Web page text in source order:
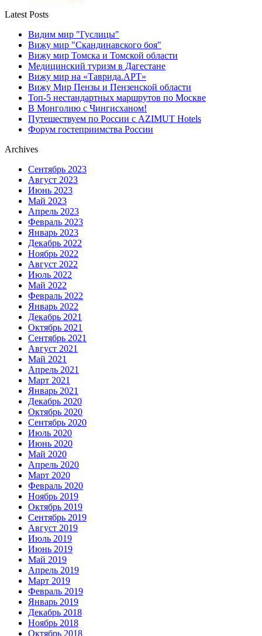
Latest Posts
Видим мир "Гуслицы"
Вижу мир "Скандинавского боя"
Вижу мир Томска и Томской области
Медицинский туризм в Дагестане
Вижу мир на «Таврида.АРТ»
Вижу Мир Пензы и Пензенской области
Топ-5 нестандартных маршрутов по Москве
В Монголию с Чингисханом!
Путешествуем по России с AZIMUT Hotels
Форум гостеприимства России
Archives
Сентябрь 2023
Август 2023
Июнь 2023
Май 2023
Апрель 2023
Февраль 2023
Январь 2023
Декабрь 2022
Ноябрь 2022
Август 2022
Июль 2022
Май 2022
Февраль 2022
Январь 2022
Декабрь 2021
Октябрь 2021
Сентябрь 2021
Август 2021
Май 2021
Апрель 2021
Март 2021
Январь 2021
Декабрь 2020
Октябрь 2020
Сентябрь 2020
Июль 2020
Июнь 2020
Май 2020
Апрель 2020
Март 2020
Февраль 2020
Ноябрь 2019
Октябрь 2019
Сентябрь 2019
Август 2019
Июль 2019
Июнь 2019
Май 2019
Апрель 2019
Март 2019
Февраль 2019
Январь 2019
Декабрь 2018
Ноябрь 2018
Октябрь 2018